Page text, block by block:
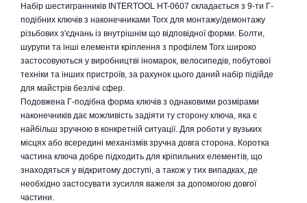
Набір шестигранників INTERTOOL HT-0607 складається з 9-ти Г-
подібних ключів з наконечниками Torx для монтажу/демонтажу
різьбових з'єднань із внутрішнім що відповідної форми. Болти,
шурупи та інші елементи кріплення з профілем Torx широко
застосовуються у виробництві іномарок, велосипедів, побутової
техніки та інших пристроїв, за рахунок цього даний набір підійде
для майстрів безлічі сфер.
Подовжена Г-подібна форма ключів з однаковими розмірами
наконечників дає можливість задіяти ту сторону ключа, яка є
найбільш зручною в конкретній ситуації. Для роботи у вузьких
місцях або всередині механізмів зручна довга сторона. Коротка
частина ключа добре підходить для кріпильних елементів, що
знаходяться у відкритому доступі, а також у тих випадках, де
необхідно застосувати зусилля важеля за допомогою довгої
частини.